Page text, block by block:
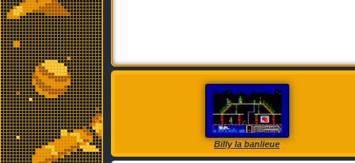
Billy la banlieue